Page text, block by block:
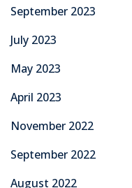
September 2023
July 2023
May 2023
April 2023
November 2022
September 2022
August 2022